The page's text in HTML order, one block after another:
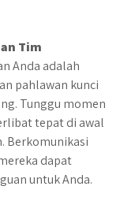
Tim
Anda adalah
pahlawan kunci
Tunggu momen
tepat di awal
Berkomunikasi
dapat
untuk Anda.